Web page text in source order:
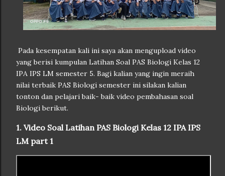
Pada kesempatan kali ini saya akan mengupload video
yang berisi kumpulan Latihan Soal PAS Biologi Kelas 12
IPA IPS LM semester 5. Bagi kalian yang ingin meraih
nilai terbaik PAS Biologi semester ini silakan kalian
tonton dan pelajari baik- baik video pembahasan soal
Biologi berikut.
1. Video Soal Latihan PAS Biologi Kelas 12 IPA IPS
LM part 1